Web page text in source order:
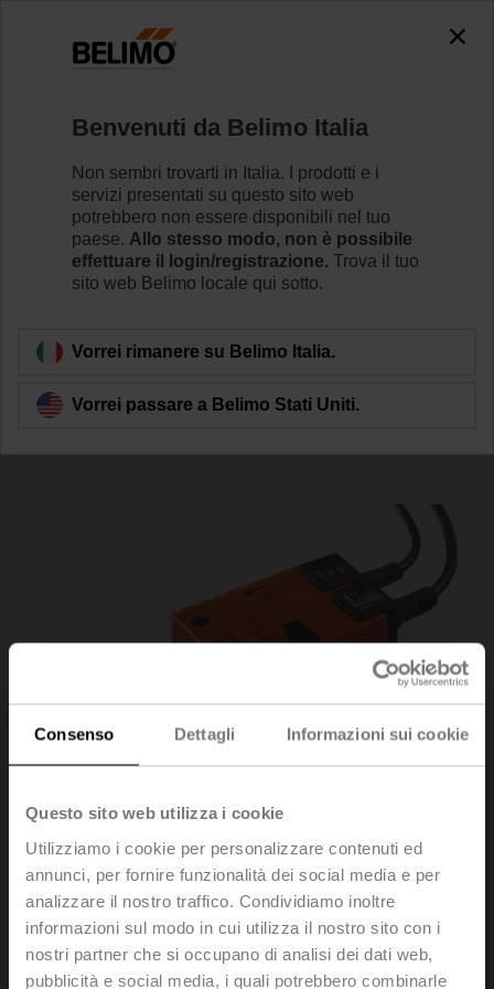
Consenso Dettagli Informazioni sui cookie
Questo sito web utilizza i cookie
Utilizziamo i cookie per personalizzare contenuti ed
annunci, per fornire funzionalità dei social media e per
analizzare il nostro traffico. Condividiamo inoltre
informazioni sul modo in cui utilizza il nostro sito con i
nostri partner che si occupano di analisi dei dati web,
pubblicità e social media, i quali potrebbero combinarle
accessing the absolute URL
"https://www.belimo.com/it/it_IT/~mgnlArea=cookies~".
Home Attuatori per serrande Attuatori lineari
LH230ASR100
Torna alla categoria di prodotti
LH230ASR100
Benvenuti da Belimo Italia
Non sembri trovarti in Italia. I prodotti e i
servizi presentati su questo sito web
potrebbero non essere disponibili nel tuo
paese. Allo stesso modo, non è possibile
effettuare il login/registrazione. Trova il tuo
sito web Belimo locale qui sotto.
Vorrei rimanere su Belimo Italia.
Vorrei passare a Belimo Stati Uniti.